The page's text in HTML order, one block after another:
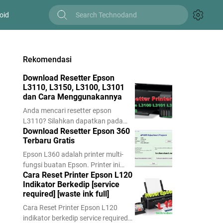
Rekomendasi
Download Resetter Epson
L3110, L3150, L3100, L3101
dan Cara Menggunakannya
Anda mencari resetter epson
L3110? Silahkan dapatkan pada
potingan ini. Tetapi tidak hanya
untuk tipe L3110 saja. Ini adalah
Reseter Epson L3110, L3150, L3101
dan L3100 jadi lengkap dan
tentunya gratis untuk Anda. Para
penguna printer sudah familiar
dengan istilah resetter ini. Resetter
menjadi program atau tools yang
wajib dimiliki oleh para pemilik
Download Resetter Epson 360
Terbaru Gratis
Epson L360 adalah printer multi-
fungsi buatan Epson. Printer ini
merupakan salah satu model yang
populer di pasaran. Epson L360
memiliki kemampuan mencetak,
menyalin, dan memindai dokumen.
Setiap printer termasuk printer ini
Cara Reset Printer Epson L120
Indikator Berkedip [service
required] [waste ink full]
Cara Reset Printer Epson L120
indikator berkedip service required